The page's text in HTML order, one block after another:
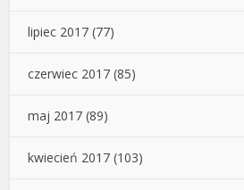
lipiec 2017 (77)
czerwiec 2017 (85)
maj 2017 (89)
kwiecień 2017 (103)